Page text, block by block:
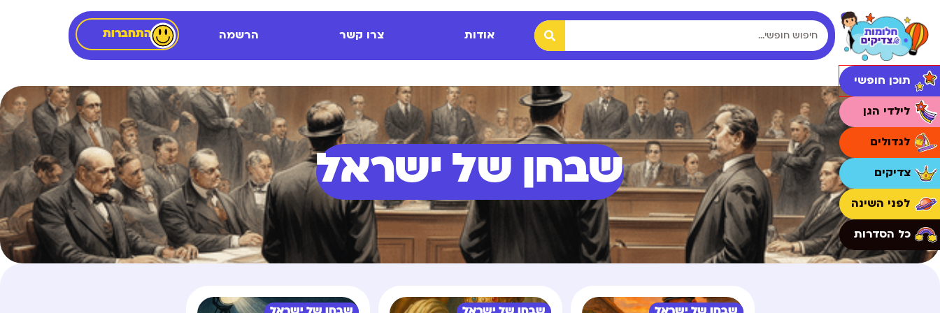
אודות צרו קשר הרשמה התחברות
שבחן של ישראל
תוכן חופשי
לילדי הגן
לגדולים
צדיקים
לפני השינה
כל הסדרות